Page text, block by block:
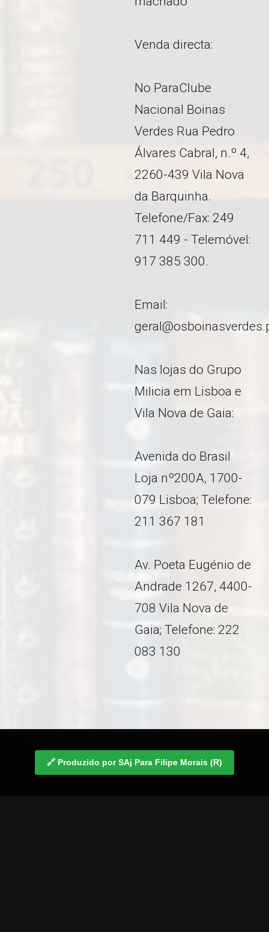
Venda directa:
No ParaClube
Nacional Boinas
Verdes Rua Pedro
Álvares Cabral, n.º 4,
2260-439 Vila Nova
da Barquinha.
Telefone/Fax: 249
711 449 - Telemóvel:
917 385 300.
Email:
Nas lojas do Grupo
Milicia em Lisboa e
Vila Nova de Gaia:
Avenida do Brasil
Loja nº200A, 1700-
079 Lisboa; Telefone:
211 367 181
Av. Poeta Eugénio de
Andrade 1267, 4400-
708 Vila Nova de
Gaia; Telefone: 222
083 130
🔗 Produzido por SAj Para Filipe Morais (R)